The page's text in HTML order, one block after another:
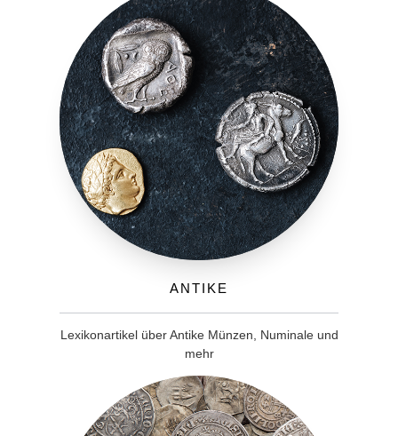
Antike
Lexikonartikel über Antike Münzen, Numinale und
mehr